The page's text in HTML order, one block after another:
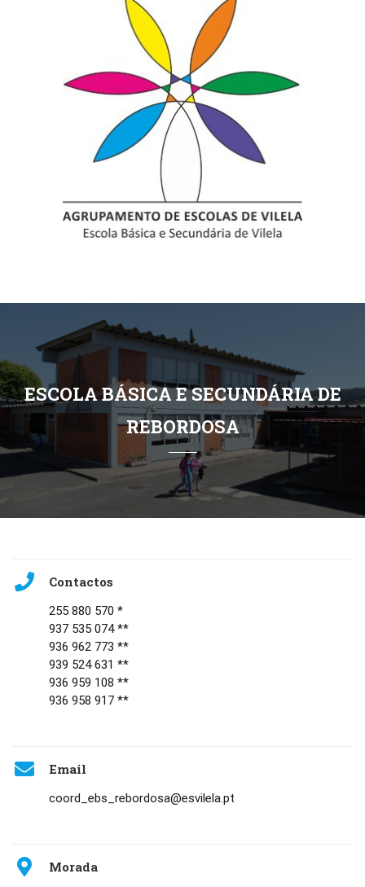
ESCOLA BÁSICA E SECUNDÁRIA DE
REBORDOSA
Contactos
255 880 570 *
937 535 074 **
936 962 773 **
939 524 631 **
936 959 108 **
936 958 917 **
Email
coord_ebs_rebordosa@esvilela.pt
Morada